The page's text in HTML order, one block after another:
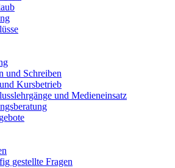
und Schreiben
Kursbetrieb
und Medieneinsatz
gestellte Fragen